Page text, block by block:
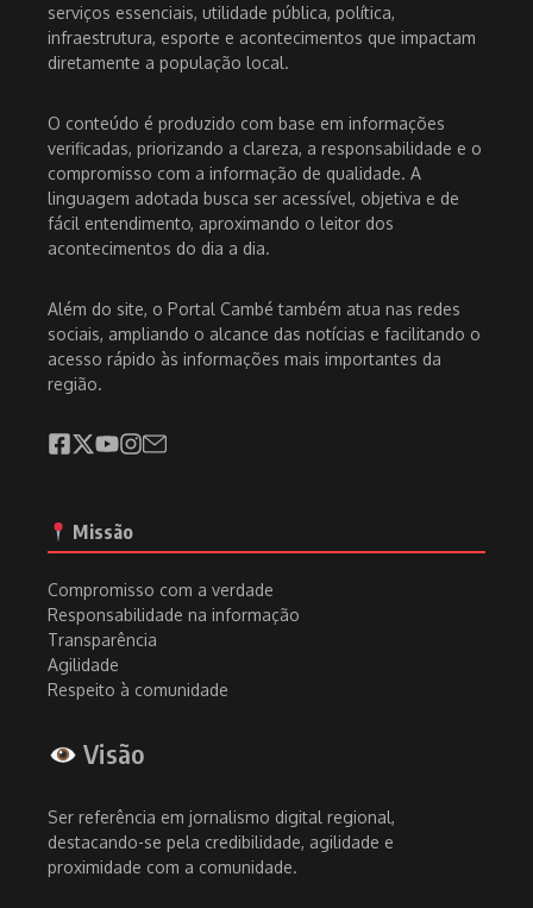
serviços essenciais, utilidade pública, política,
infraestrutura, esporte e acontecimentos que impactam
diretamente a população local.
O conteúdo é produzido com base em informações
verificadas, priorizando a clareza, a responsabilidade e o
compromisso com a informação de qualidade. A
linguagem adotada busca ser acessível, objetiva e de
fácil entendimento, aproximando o leitor dos
acontecimentos do dia a dia.
Além do site, o Portal Cambé também atua nas redes
sociais, ampliando o alcance das notícias e facilitando o
acesso rápido às informações mais importantes da
região.
Missão
Compromisso com a verdade
Responsabilidade na informação
Transparência
Agilidade
Respeito à comunidade
Visão
Ser referência em jornalismo digital regional,
destacando-se pela credibilidade, agilidade e
proximidade com a comunidade.